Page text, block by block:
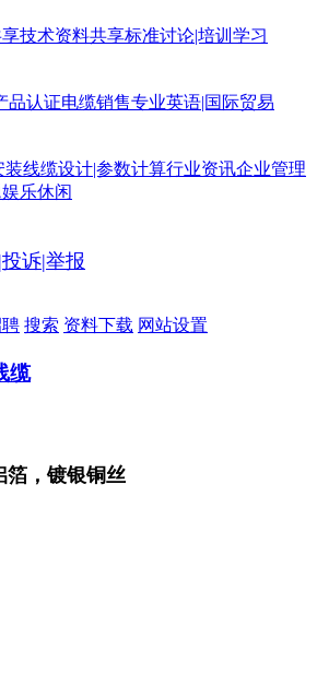
技术资料共享标准讨论|培训学习
品认证电缆销售专业英语|国际贸易
装线缆设计|参数计算行业资讯企业管理
娱乐休闲
诉|举报
搜索 资料下载 网站设置
缆
箔，镀银铜丝